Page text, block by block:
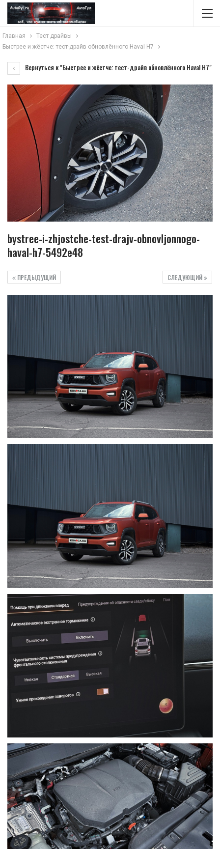
Главная
Тест драйвы
Быстрее и жёстче: тест-драйв обновлённого Haval H7
Вернуться к "Быстрее и жёстче: тест-драйв обновлённого Haval H7"
bystree-i-zhjostche-test-drajv-obnovljonnogo-
haval-h7-5492e48
СЛЕДУЮЩИЙ
ПРЕДЫДУЩИЙ